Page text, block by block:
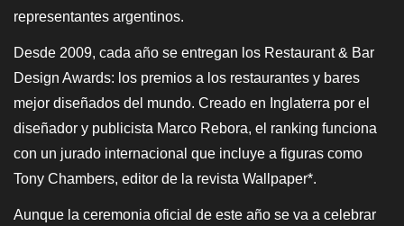
representantes argentinos.
Desde 2009, cada año se entregan los Restaurant & Bar
Design Awards: los premios a los restaurantes y bares
mejor diseñados del mundo. Creado en Inglaterra por el
diseñador y publicista Marco Rebora, el ranking funciona
con un jurado internacional que incluye a figuras como
Tony Chambers, editor de la revista Wallpaper*.
Aunque la ceremonia oficial de este año se va a celebrar